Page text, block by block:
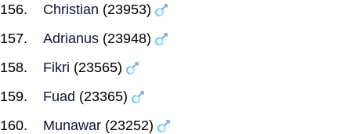
Christian (23953)
Adrianus (23948)
Fikri (23565)
Fuad (23365)
Munawar (23252)